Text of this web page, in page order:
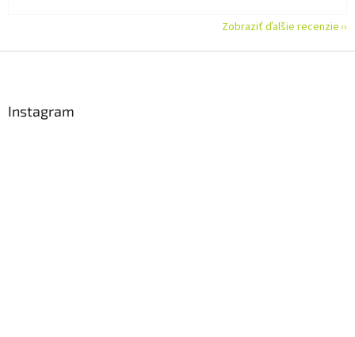
Zobraziť ďalšie recenzie
Instagram